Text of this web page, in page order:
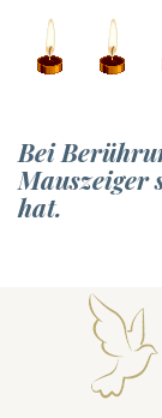
Bei
Mauszeiger
hat.